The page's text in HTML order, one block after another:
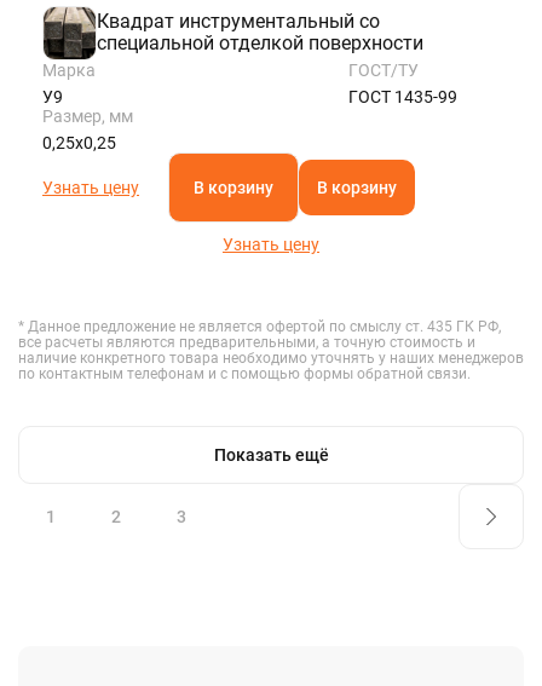
Квадрат инструментальный со
специальной отделкой поверхности
Марка
У9
ГОСТ/ТУ
ГОСТ 1435-99
Размер, мм
0,25х0,25
Узнать цену В корзину В корзину
Узнать цену
* Данное предложение не является офертой по смыслу ст. 435 ГК РФ,
все расчеты являются предварительными, а точную стоимость и
наличие конкретного товара необходимо уточнять у наших менеджеров
по контактным телефонам и с помощью формы обратной связи.
Показать ещё
1 2 3